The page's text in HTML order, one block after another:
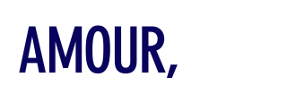
AMOUR,